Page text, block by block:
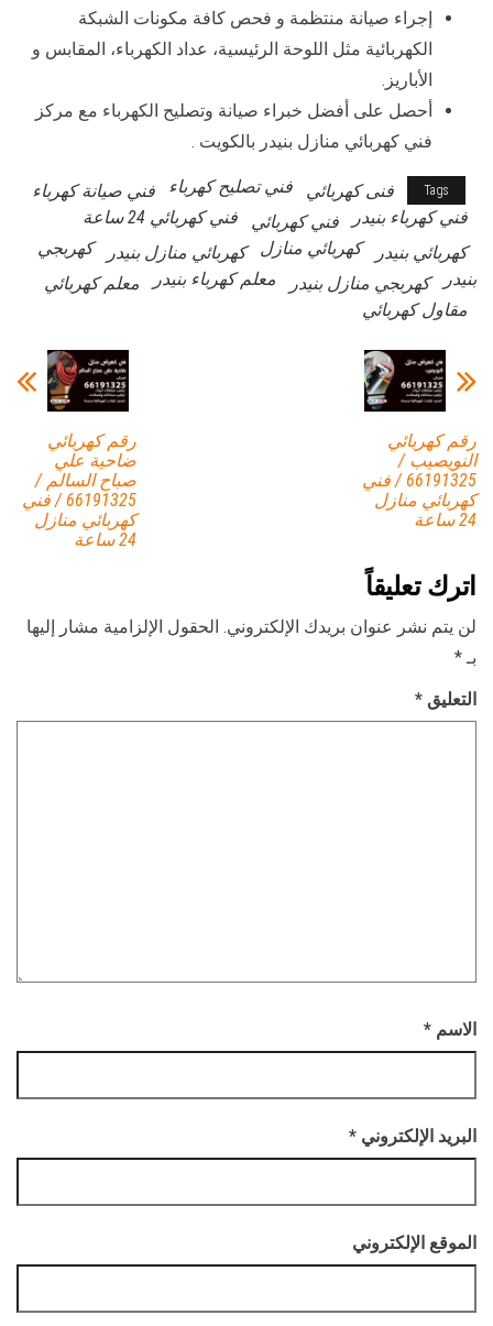
إجراء صيانة منتظمة و فحص كافة مكونات الشبكة
الكهربائية مثل اللوحة الرئيسية، عداد الكهرباء، المقابس و
الأباريز.
أحصل على أفضل خبراء صيانة وتصليح الكهرباء مع مركز
فني كهربائي منازل بنيدر بالكويت .
Tags فنى كهربائي فني تصليح كهرباء
فني صيانة كهرباء
فني كهرباء بنيدر
فني كهربائي
فني كهربائي 24 ساعة
كهربائي بنيدر
كهربائي منازل كهربائي منازل بنيدر
كهربجي
بنيدر
كهربجي منازل بنيدر معلم كهرباء بنيدر
معلم كهربائي
مقاول كهربائي
رقم كهربائي
ضاحية علي
صباح السالم /
66191325 / فني
كهربائي منازل
24 ساعة
رقم كهربائي
النويصيب /
66191325 / فني
كهربائي منازل
24 ساعة
اترك تعليقاً
لن يتم نشر عنوان بريدك الإلكتروني. الحقول الإلزامية مشار إليها
بـ*
التعليق *
الاسم *
البريد الإلكتروني *
الموقع الإلكتروني